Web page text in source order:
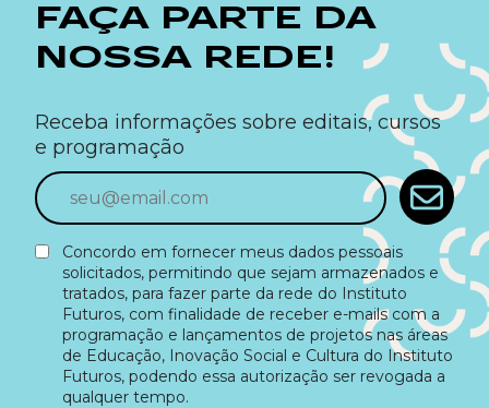
FAÇA PARTE DA
NOSSA REDE!
Receba informações sobre editais, cursos
e programação
Concordo em fornecer meus dados pessoais
solicitados, permitindo que sejam armazenados e
tratados, para fazer parte da rede do Instituto
Futuros, com finalidade de receber e-mails com a
programação e lançamentos de projetos nas áreas
de Educação, Inovação Social e Cultura do Instituto
Futuros, podendo essa autorização ser revogada a
qualquer tempo.